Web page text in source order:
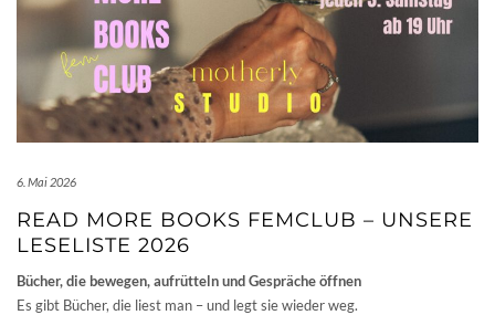
6. Mai 2026
READ MORE BOOKS FEMCLUB – UNSERE
LESELISTE 2026
Bücher, die bewegen, aufrütteln und Gespräche öffnen
Es gibt Bücher, die liest man – und legt sie wieder weg.